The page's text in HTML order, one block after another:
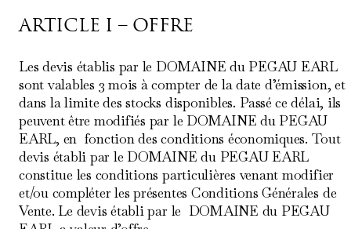
ARTICLE I – OFFRE
Les devis établis par le DOMAINE du PEGAU EARL
sont valables 3 mois à compter de la date d’émission, et
dans la limite des stocks disponibles. Passé ce délai, ils
peuvent être modifiés par le DOMAINE du PEGAU
EARL, en fonction des conditions économiques. Tout
devis établi par le DOMAINE du PEGAU EARL
constitue les conditions particulières venant modifier
et/ou compléter les présentes Conditions Générales de
Vente. Le devis établi par le DOMAINE du PEGAU